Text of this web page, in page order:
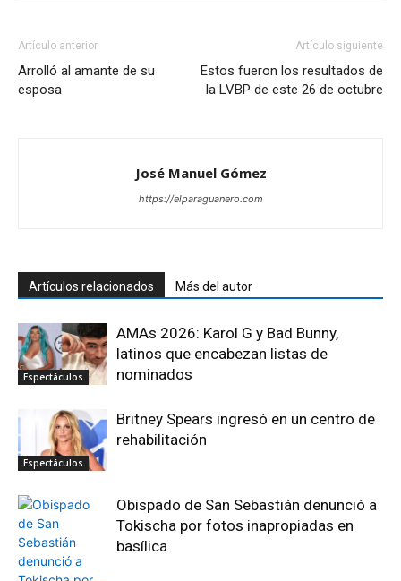
Artículo anterior
Arrolló al amante de su
esposa
Artículo siguiente
Estos fueron los resultados de
la LVBP de este 26 de octubre
José Manuel Gómez
https://elparaguanero.com
Artículos relacionados Más del autor
Espectáculos
AMAs 2026: Karol G y Bad Bunny,
latinos que encabezan listas de
nominados
Espectáculos
Britney Spears ingresó en un centro de
rehabilitación
Obispado de San Sebastián denunció a
Tokischa por fotos inapropiadas en
basílica